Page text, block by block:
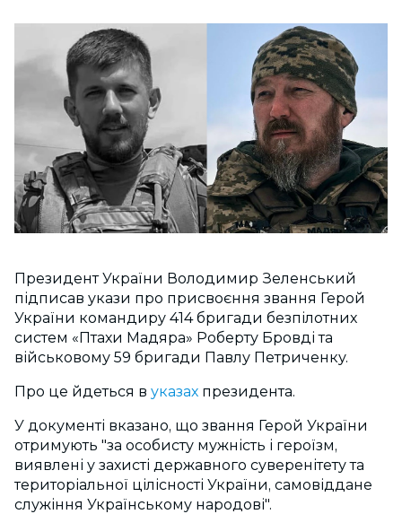
Президент України Володимир Зеленський
підписав укази про присвоєння звання Герой
України командиру 414 бригади безпілотних
систем «Птахи Мадяра» Роберту Бровді та
військовому 59 бригади Павлу Петриченку.
Про це йдеться в указах президента.
У документі вказано, що звання Герой України
отримують "за особисту мужність і героїзм,
виявлені у захисті державного суверенітету та
територіальної цілісності України, самовіддане
служіння Українському народові".